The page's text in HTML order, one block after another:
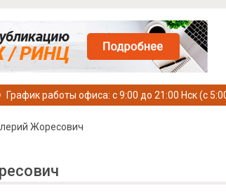
График работы офиса: с 9:00 до 21:00 Нск (с
Жоресович